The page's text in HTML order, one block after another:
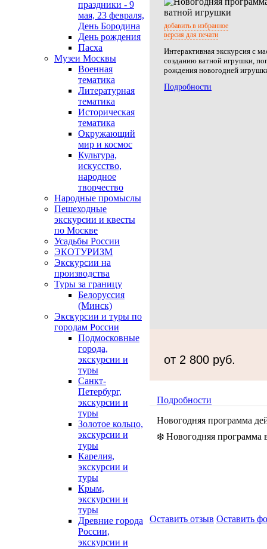
праздники - 9
мая, 23 февраля,
День Бородина
День рождения
Пасха
Музеи Москвы
Военная
тематика
Литературная
тематика
Историческая
тематика
Окружающий
мир и космос
Культура,
искусство,
народное
творчество
Народные промыслы
Пешеходные
экскурсии и квесты
по Москве
Усадьбы России
ЭКОТУРИЗМ
Экскурсии на
производства
Туры за границу
Белоруссия
(Минск)
Экскурсии и туры по
городам России
Подмосковные
города,
экскурсии и
туры
Санкт-
Петербург,
экскурсии и
туры
Золотое кольцо,
экскурсии и
туры
Карелия,
экскурсии и
туры
Крым,
экскурсии и
туры
Древние города
России,
экскурсии и
добавить в избранное
версия для печати
Интерактивная экскурсия с
созданию ватной игрушки,
рождения новогодней
Подробности
от 2 800 руб.
Подробности
Новогодняя программа
❄️ Новогодняя программа
Оставить отзыв Оставить